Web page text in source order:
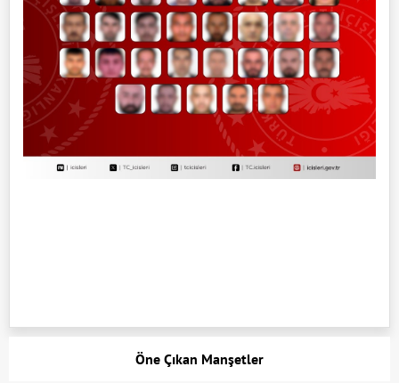
Öne Çıkan Manşetler